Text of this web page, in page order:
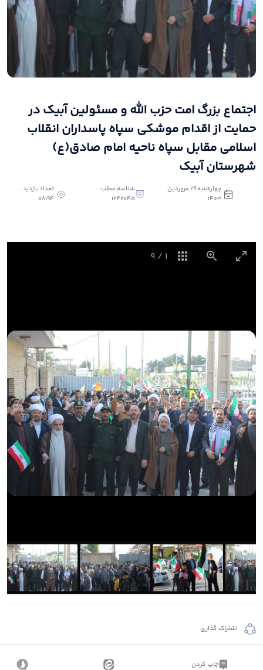
اجتماع بزرگ امت حزب الله و مسئولین آبیک در
حمایت از اقدام موشکی سپاه پاسداران انقلاب
اسلامی مقابل سپاه ناحیه امام صادق(ع)
شهرستان آبیک
چهارشنبه 29 فروردین
1403
شناسه مطلب:
1242045
تعداد بازدید :
78194
1
/
9
اشتراک گذاری
چاپ کردن